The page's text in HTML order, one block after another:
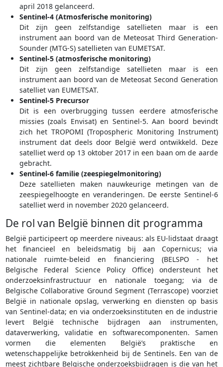
april 2018 gelanceerd.
Sentinel-4 (Atmosferische monitoring)
Dit zijn geen zelfstandige satellieten maar is een
instrument aan boord van de Meteosat Third Generation-
Sounder (MTG-S) satellieten van EUMETSAT.
Sentinel-5 (atmosferische monitoring)
Dit zijn geen zelfstandige satellieten maar is een
instrument aan boord van de Meteosat Second Generation
satelliet van EUMETSAT.
Sentinel-5 Precursor
Dit is een overbrugging tussen eerdere atmosferische
missies (zoals Envisat) en Sentinel-5. Aan boord bevindt
zich het TROPOMI (Tropospheric Monitoring Instrument)
instrument dat deels door België werd ontwikkeld. Deze
satelliet werd op 13 oktober 2017 in een baan om de aarde
gebracht.
Sentinel-6 familie (zeespiegelmonitoring)
Deze satellieten maken nauwkeurige metingen van de
zeespiegelhoogte en veranderingen. De eerste Sentinel-6
satelliet werd in november 2020 gelanceerd.
De rol van België binnen dit programma
België participeert op meerdere niveaus: als EU-lidstaat draagt
het financieel en beleidsmatig bij aan Copernicus; via
nationale ruimte-beleid en financiering (BELSPO - het
Belgische Federal Science Policy Office) ondersteunt het
onderzoeksinfrastructuur en nationale toegang; via de
Belgische Collaborative Ground Segment (Terrascope) voorziet
België in nationale opslag, verwerking en diensten op basis
van Sentinel-data; en via onderzoeksinstituten en de industrie
levert België technische bijdragen aan instrumenten,
dataverwerking, validatie en softwarecomponenten. Samen
vormen die elementen België’s praktische en
wetenschappelijke betrokkenheid bij de Sentinels. Een van de
meest zichtbare Belgische onderzoeksbijdragen is die van het